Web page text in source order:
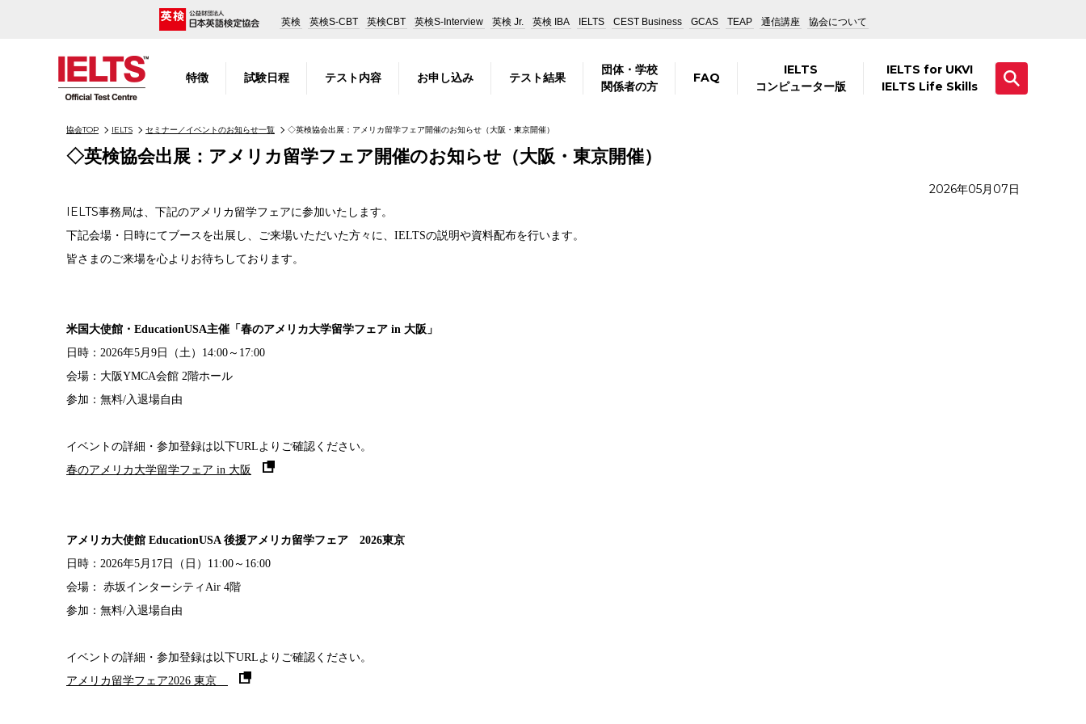
英検 英検S-CBT 英検CBT 英検S-Interview 英検 Jr. 英検 IBA IELTS CEST Business GCAS TEAP 通信講座 協会について
特徴 試験日程 テスト内容 お申し込み テスト結果
団体・学校
関係者の方
FAQ
IELTS
コンピューター版
IELTS for UKVI
IELTS Life Skills
協会TOP IELTS セミナー／イベントのお知らせ一覧 ◇英検協会出展：アメリカ留学フェア開催のお知らせ（大阪・東京開催）
◇英検協会出展：アメリカ留学フェア開催のお知らせ（大阪・東京開催）
2026年05月07日
IELTS事務局は、下記のアメリカ留学フェアに参加いたします。
下記会場・日時にてブースを出展し、ご来場いただいた方々に、IELTSの説明や資料配布を行います。
皆さまのご来場を心よりお待ちしております。
米国大使館・EducationUSA主催「春のアメリカ大学留学フェア in 大阪」
日時：2026年5月9日（土）14:00～17:00
会場：大阪YMCA会館 2階ホール
参加：無料/入退場自由
イベントの詳細・参加登録は以下URLよりご確認ください。
春のアメリカ大学留学フェア in 大阪
アメリカ大使館 EducationUSA 後援アメリカ留学フェア 2026東京
日時：2026年5月17日（日）11:00～16:00
会場： 赤坂インターシティAir 4階
参加：無料/入退場自由
イベントの詳細・参加登録は以下URLよりご確認ください。
アメリカ留学フェア2026 東京